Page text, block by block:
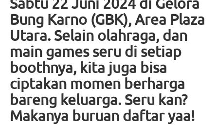
Bung Karno (GBK), Area Plaza
Utara. Selain olahraga, dan
main games seru di setiap
boothnya, kita juga bisa
ciptakan momen berharga
bareng keluarga. Seru kan?
Makanya buruan daftar yaa!